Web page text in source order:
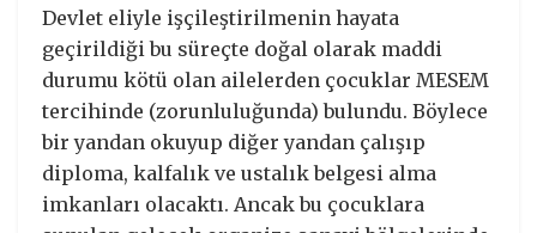
Devlet eliyle işçileştirilmenin hayata
geçirildiği bu süreçte doğal olarak maddi
durumu kötü olan ailelerden çocuklar MESEM
tercihinde (zorunluluğunda) bulundu. Böylece
bir yandan okuyup diğer yandan çalışıp
diploma, kalfalık ve ustalık belgesi alma
imkanları olacaktı. Ancak bu çocuklara